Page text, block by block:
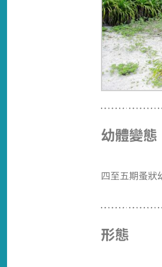
幼體變態
四至五期蚤狀
形態